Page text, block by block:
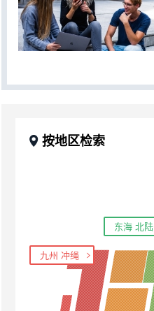
按地区检索
东海 北陆
九州 冲绳